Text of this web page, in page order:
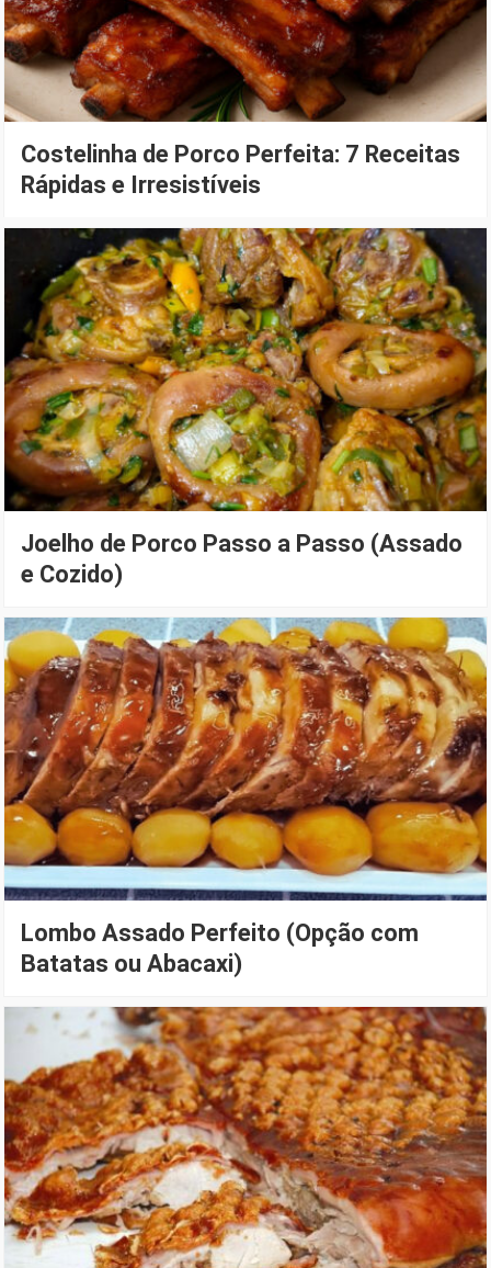
Costelinha de Porco Perfeita: 7 Receitas
Rápidas e Irresistíveis
Joelho de Porco Passo a Passo (Assado
e Cozido)
Lombo Assado Perfeito (Opção com
Batatas ou Abacaxi)